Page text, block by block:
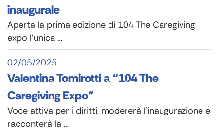
inaugurale
Aperta la prima edizione di 104 The Caregiving
expo l’unica …
Valentina Tomirotti a “104 The
Caregiving Expo”
02/05/2025
Voce attiva per i diritti, modererà l’inaugurazione e
racconterà la …